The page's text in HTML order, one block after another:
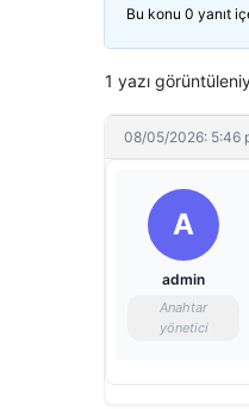
Bu konu 0 yanıt
1 yazı
08/05/2026: 5:46
A
admin
Anahtar
yönetici